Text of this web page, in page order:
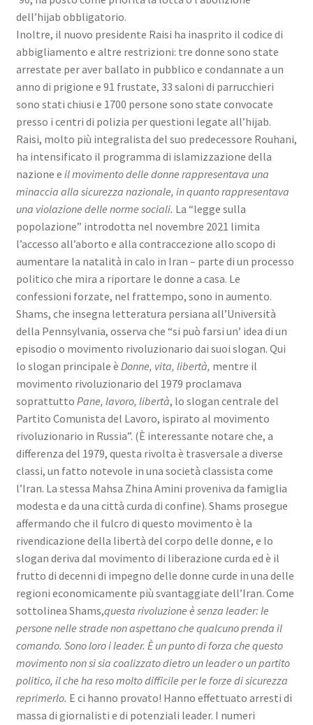
dell’hijab obbligatorio.
Inoltre, il nuovo presidente Raisi ha inasprito il codice di
abbigliamento e altre restrizioni: tre donne sono state
arrestate per aver ballato in pubblico e condannate a un
anno di prigione e 91 frustate, 33 saloni di parrucchieri
sono stati chiusi e 1700 persone sono state convocate
presso i centri di polizia per questioni legate all’hijab.
Raisi, molto più integralista del suo predecessore Rouhani,
ha intensificato il programma di islamizzazione della
nazione e il movimento delle donne rappresentava una
minaccia alla sicurezza nazionale, in quanto rappresentava
una violazione delle norme sociali. La “legge sulla
popolazione” introdotta nel novembre 2021 limita
l’accesso all’aborto e alla contraccezione allo scopo di
aumentare la natalità in calo in Iran – parte di un processo
politico che mira a riportare le donne a casa. Le
confessioni forzate, nel frattempo, sono in aumento.
Shams, che insegna letteratura persiana all’Università
della Pennsylvania, osserva che “si può farsi un’ idea di un
episodio o movimento rivoluzionario dai suoi slogan. Qui
lo slogan principale è Donne, vita, libertà, mentre il
movimento rivoluzionario del 1979 proclamava
soprattutto Pane, lavoro, libertà, lo slogan centrale del
Partito Comunista del Lavoro, ispirato al movimento
rivoluzionario in Russia”. (È interessante notare che, a
differenza del 1979, questa rivolta è trasversale a diverse
classi, un fatto notevole in una società classista come
l’Iran. La stessa Mahsa Zhina Amini proveniva da famiglia
modesta e da una città curda di confine). Shams prosegue
affermando che il fulcro di questo movimento è la
rivendicazione della libertà del corpo delle donne, e lo
slogan deriva dal movimento di liberazione curda ed è il
frutto di decenni di impegno delle donne curde in una delle
regioni economicamente più svantaggiate dell’Iran. Come
sottolinea Shams,questa rivoluzione è senza leader: le
persone nelle strade non aspettano che qualcuno prenda il
comando. Sono loro i leader. È un punto di forza che questo
movimento non si sia coalizzato dietro un leader o un partito
politico, il che ha reso molto difficile per le forze di sicurezza
reprimerlo. E ci hanno provato! Hanno effettuato arresti di
massa di giornalisti e di potenziali leader. I numeri